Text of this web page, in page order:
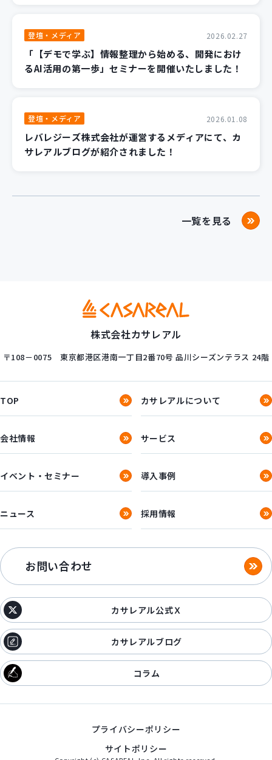
登壇・メディア 2026.02.27
「【デモで学ぶ】情報整理から始める、開発におけ
るAI活用の第一歩」セミナーを開催いたしました！
登壇・メディア 2026.01.08
レバレジーズ株式会社が運営するメディアにて、カ
サレアルブログが紹介されました！
一覧を見る
株式会社カサレアル
〒108－0075 東京都港区港南一丁目2番70号 品川シーズンテラス 24階
TOP カサレアルについて
会社情報 サービス
イベント・セミナー 導入事例
ニュース 採用情報
お問い合わせ
カサレアル公式Ｘ
カサレアルブログ
コラム
プライバシーポリシー
サイトポリシー